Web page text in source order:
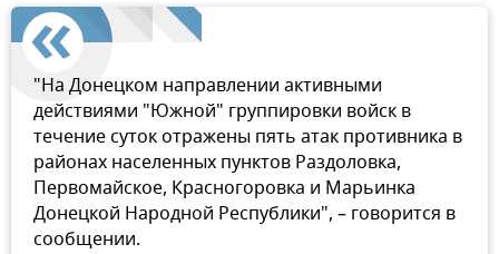
"На Донецком направлении активными
действиями "Южной" группировки войск в
течение суток отражены пять атак противника в
районах населенных пунктов Раздоловка,
Первомайское, Красногоровка и Марьинка
Донецкой Народной Республики", – говорится в
сообщении.